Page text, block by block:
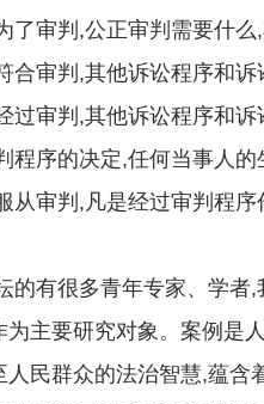
审判,公正审判需要什么,
审判,其他诉讼程序和诉
审判,其他诉讼程序和诉
程序的决定,任何当事人
审判,凡是经过审判程序
有很多青年专家、学者,
为主要研究对象。案例是
人民群众的法治智慧,蕴